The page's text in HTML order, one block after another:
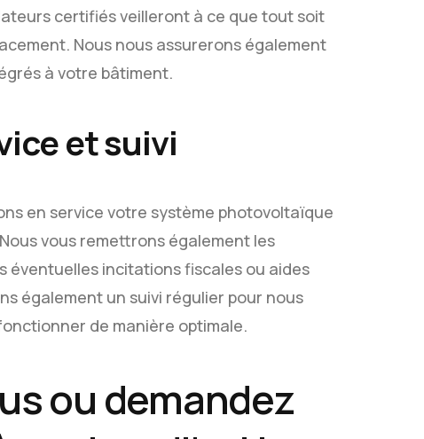
certifiés veilleront à ce que tout soit
Nous nous assurerons également
à votre bâtiment.
et suivi
en service votre système photovoltaïque
vous remettrons également les
éventuelles incitations fiscales ou aides
également un suivi régulier pour nous
de manière optimale.
ou demandez